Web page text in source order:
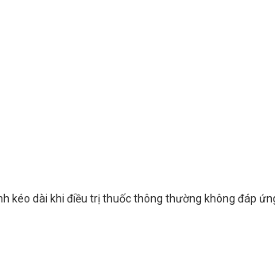
kéo dài khi điều trị thuốc thông thường không đáp